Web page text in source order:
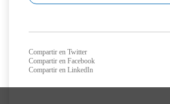
Compartir en Twitter
Compartir en Facebook
Compartir en LinkedIn